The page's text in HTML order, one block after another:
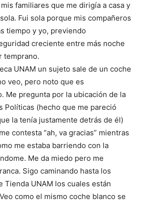
familiares que me dirigía a casa y
Fui sola porque mis compañeros
tiempo y yo, previendo
creciente entre más noche
temprano.
UNAM un sujeto sale de un coche
veo, pero noto que es
Me pregunta por la ubicación de la
Políticas (hecho que me pareció
la tenía justamente detrás de él)
contesta “ah, va gracias” mientras
me estaba barriendo con la
Me da miedo pero me
Sigo caminando hasta los
Tienda UNAM los cuales están
como el mismo coche blanco se